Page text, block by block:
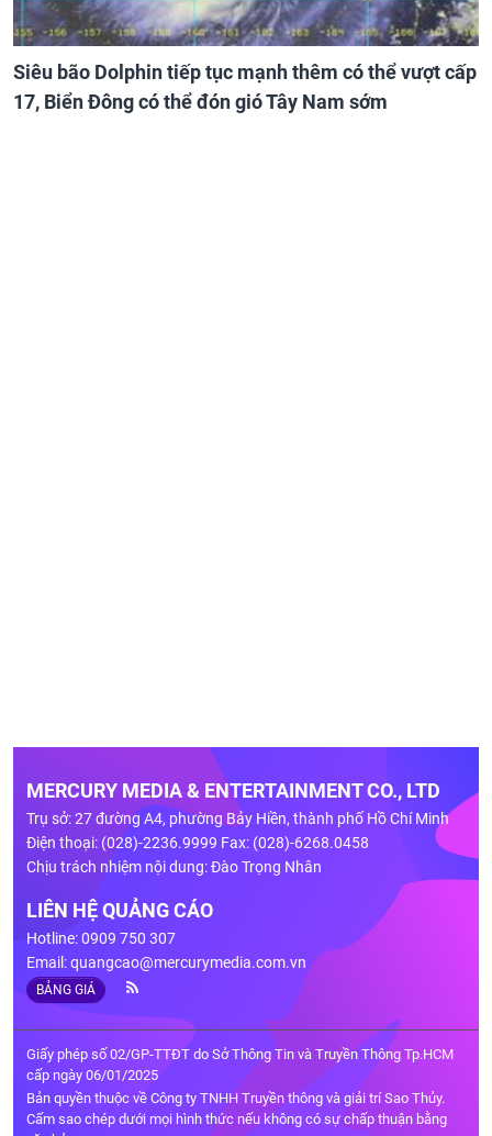
Siêu bão Dolphin tiếp tục mạnh thêm có thể vượt cấp
17, Biển Đông có thể đón gió Tây Nam sớm
MERCURY MEDIA & ENTERTAINMENT CO., LTD
Trụ sở: 27 đường A4, phường Bảy Hiền, thành phố Hồ Chí Minh
Điện thoại: (028)-2236.9999 Fax: (028)-6268.0458
Chịu trách nhiệm nội dung: Đào Trọng Nhân
LIÊN HỆ QUẢNG CÁO
Hotline: 0909 750 307
Email:quangcao@mercurymedia.com.vn
BẢNG GIÁ
Giấy phép số 02/GP-TTĐT do Sở Thông Tin và Truyền Thông Tp.HCM
cấp ngày 06/01/2025
Bản quyền thuộc về Công ty TNHH Truyền thông và giải trí Sao Thủy.
Cấm sao chép dưới mọi hình thức nếu không có sự chấp thuận bằng